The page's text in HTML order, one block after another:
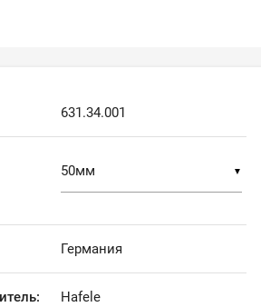
631.34.001
▼
Германия
Hafele